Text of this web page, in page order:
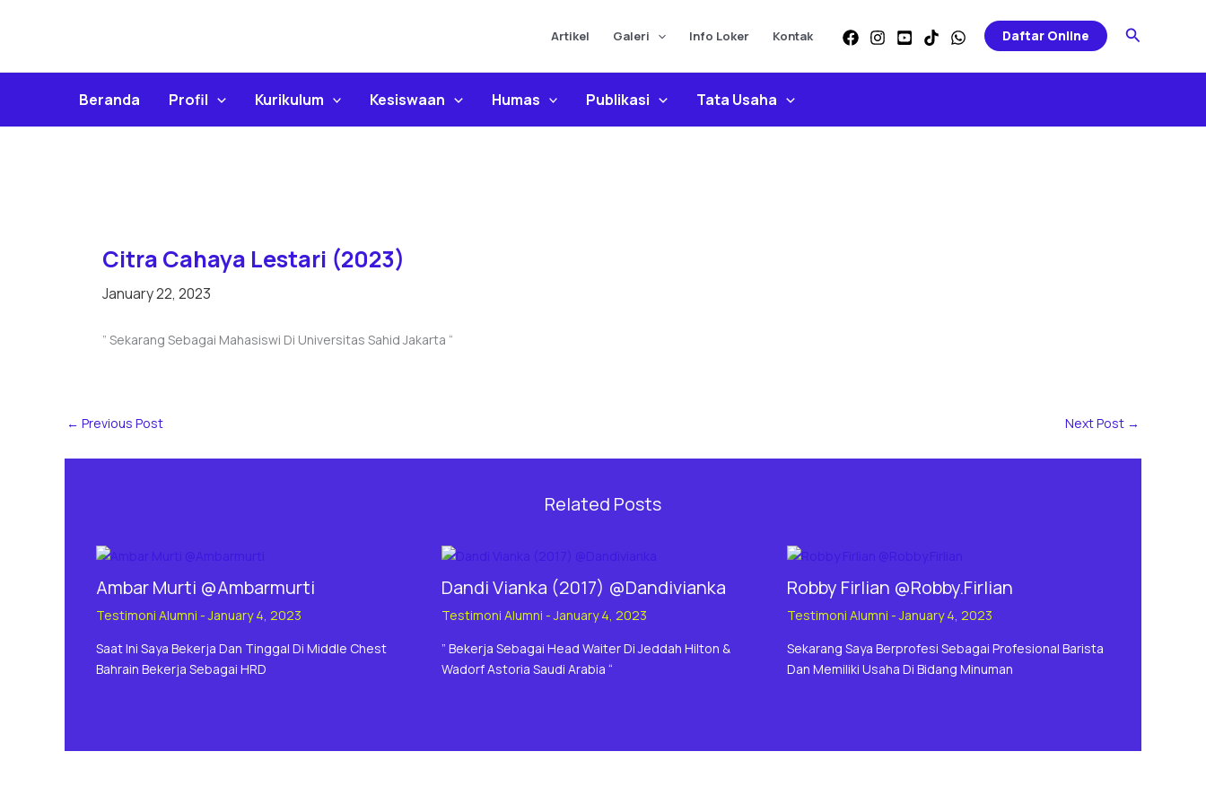
Artikel Galeri Info Loker Kontak Daftar Online Search
Beranda Profil Kurikulum Kesiswaan Humas Publikasi Tata Usaha
Citra Cahaya Lestari (2023)
January 22, 2023
” Sekarang Sebagai Mahasiswi Di Universitas Sahid Jakarta “
← Previous Post Next Post →
Related Posts
Ambar Murti @Ambarmurti
Testimoni Alumni -January 4, 2023
Saat Ini Saya Bekerja Dan Tinggal Di Middle Chest
Bahrain Bekerja Sebagai HRD
Dandi Vianka (2017) @Dandivianka
Testimoni Alumni -January 4, 2023
” Bekerja Sebagai Head Waiter Di Jeddah Hilton &
Wadorf Astoria Saudi Arabia “
Robby Firlian @Robby.Firlian
Testimoni Alumni -January 4, 2023
Sekarang Saya Berprofesi Sebagai Profesional Barista
Dan Memiliki Usaha Di Bidang Minuman